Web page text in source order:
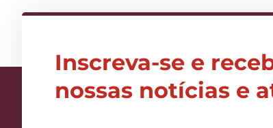
Inscreva-se e
nossas notícias e